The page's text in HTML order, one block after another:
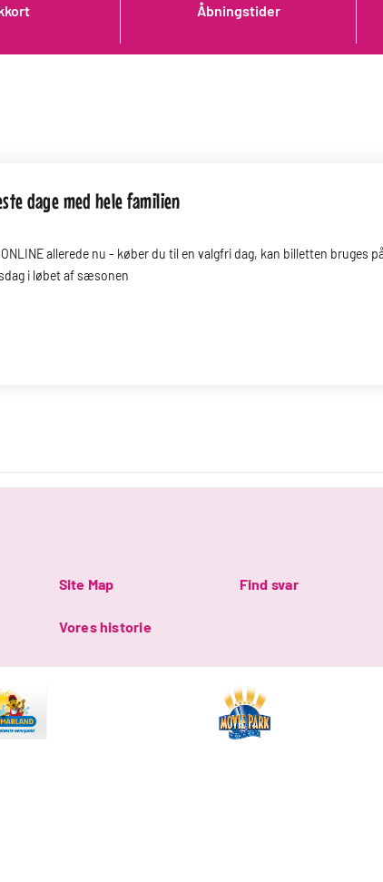
Åbningstider
dage med hele familien
allerede nu - køber du til en valgfri dag, kan billetten bruges
i løbet af sæsonen
Site Map Find svar
Vores historie